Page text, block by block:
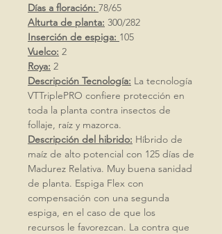
Días a floración: 78/65
Alturta de planta: 300/282
Inserción de espiga: 105
Vuelco: 2
Roya: 2
Descripción Tecnología: La tecnología
VTTriplePRO confiere protección en
toda la planta contra insectos de
follaje, raíz y mazorca.
Descripción del hibrido: Híbrido de
maíz de alto potencial con 125 días de
Madurez Relativa. Muy buena sanidad
de planta. Espiga Flex con
compensación con una segunda
espiga, en el caso de que los
recursos le favorezcan. La contra que